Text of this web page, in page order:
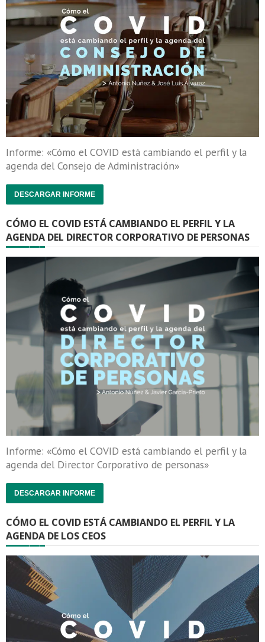
Informe: «Cómo el COVID está cambiando el perfil y la
agenda del Consejo de Administración»
DESCARGAR INFORME
CÓMO EL COVID ESTÁ CAMBIANDO EL PERFIL Y LA
AGENDA DEL DIRECTOR CORPORATIVO DE PERSONAS
Informe: «Cómo el COVID está cambiando el perfil y la
agenda del Director Corporativo de personas»
DESCARGAR INFORME
CÓMO EL COVID ESTÁ CAMBIANDO EL PERFIL Y LA
AGENDA DE LOS CEOS